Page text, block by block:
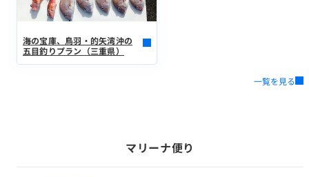
海の宝庫、鳥羽・的矢湾沖の
五目釣りプラン（三重県）
一覧を見る
マリーナ便り